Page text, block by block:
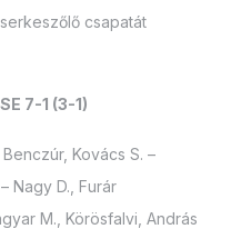
csapatát
7-1 (3-1)
Kovács S. –
Nagy D., Furár
M., Körösfalvi, András